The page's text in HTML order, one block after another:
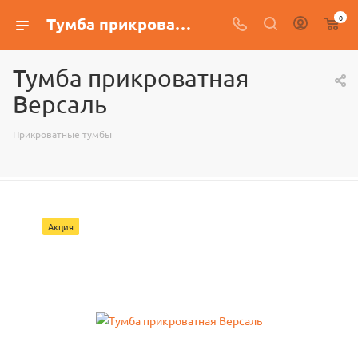
Тумба прикроватная Версаль 0
Тумба прикроватная
Версаль
Прикроватные тумбы
Акция